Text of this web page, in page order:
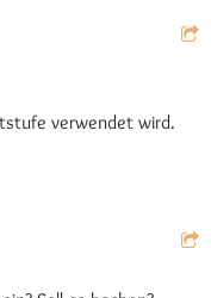
verwendet wird.